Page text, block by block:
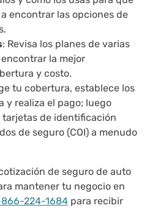
encontrar las opciones de
: Revisa los planes de varias
la mejor
y costo.
tu cobertura, establece los
y realiza el pago; luego
de identificación
de seguro (COI) a menudo
de seguro de auto
mantener tu negocio en
224-1684 para recibir